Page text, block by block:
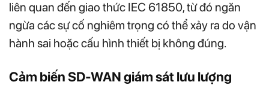
liên quan đến giao thức IEC 61850, từ đó ngăn
ngừa các sự cố nghiêm trọng có thể xảy ra do vận
hành sai hoặc cấu hình thiết bị không đúng.
Cảm biến SD-WAN giám sát lưu lượng